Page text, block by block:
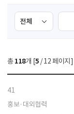
검
색
선
택
색
총 118개 [5 / 12 페이지]
41
홍보·대외협력